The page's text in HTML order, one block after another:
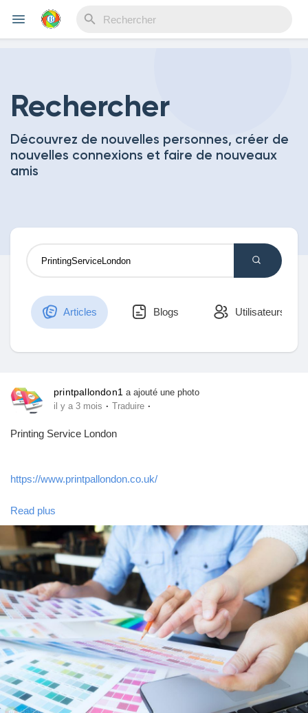
Découvrir Evènements
Découvrir Blogs
Mes Articles
Découvrir Groupes
Mes groupes
Découvrir Pages
Pages aimées
Articles populaires
Rechercher
Découvrez de nouvelles personnes, créer de
nouvelles connexions et faire de nouveaux
amis
Articles Blogs Utilisateurs
printpallondon1 a ajouté une photo
il y a 3 mois · Traduire ·
Printing Service London
https://www.printpallondon.co.uk/
Printpal London is a dependable printing service that London
businesses rely on, with expert checks, high-quality materials,
and quick turnaround times for each project. Contact us today to
experience hassle-free printing!
#PrintingServiceLondon
Read plus